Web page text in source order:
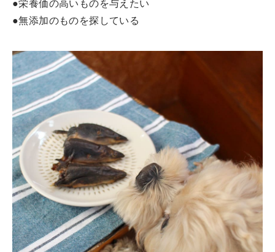
●栄養価の高いものを与えたい
●無添加のものを探している